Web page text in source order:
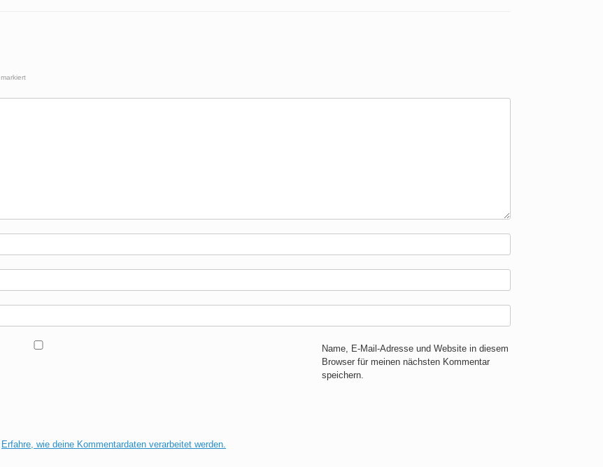
markiert
Name, E-Mail-Adresse und Website in diesem
Browser für meinen nächsten Kommentar
speichern.
Erfahre, wie deine Kommentardaten verarbeitet werden.